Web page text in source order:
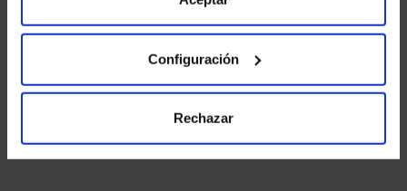
Configuración
Rechazar